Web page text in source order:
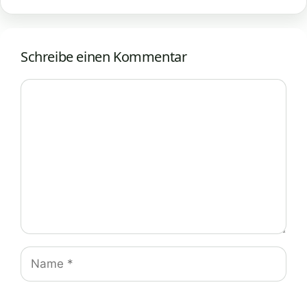
Schreibe einen Kommentar
Kommentar
Name